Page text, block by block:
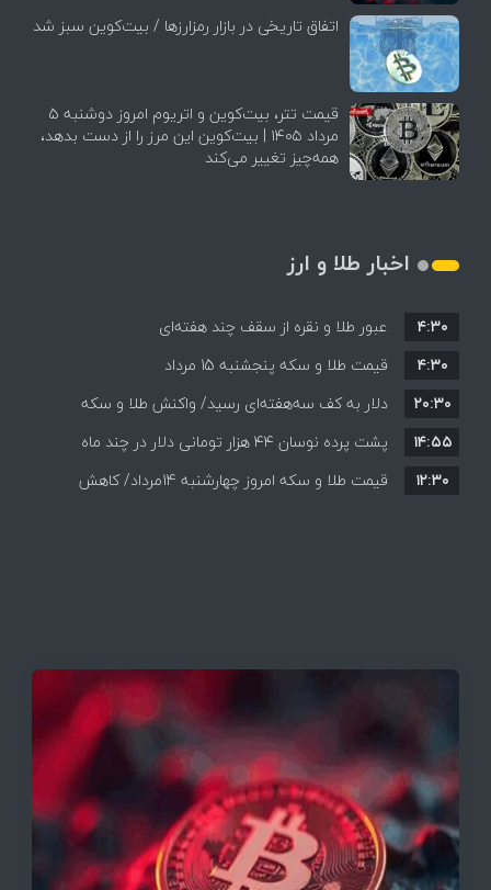
اتفاق تاریخی در بازار رمزارزها / بیت‌کوین سبز شد
قیمت تتر، بیت‌کوین و اتریوم امروز دوشنبه ۵
مرداد ۱۴۰۵ | بیت‌کوین این مرز را از دست بدهد،
همه‌چیز تغییر می‌کند
اخبار طلا و ارز
عبور طلا و نقره از سقف چند هفته‌ای
۴:۳۰
قیمت طلا و سکه پنجشنبه 15 مرداد
۴:۳۰
دلار به کف سه‌هفته‌ای رسید/ واکنش طلا و سکه
به بازگشایی تنگه هرمز
۲۰:۳۰
پشت پرده نوسان ۴۴ هزار تومانی دلار در چند ماه
۱۴:۵۵
قیمت طلا و سکه امروز چهارشنبه 14مرداد/ کاهش
۱۲:۳۰